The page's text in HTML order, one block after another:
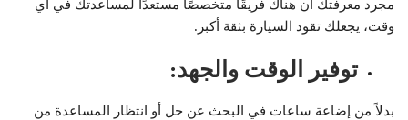
مجرد معرفتك أن هناك فريقًا متخصصًا مستعدًا لمساعدتك في أي
وقت، يجعلك تقود السيارة بثقة أكبر.
توفير الوقت والجهد:
بدلاً من إضاعة ساعات في البحث عن حل أو انتظار المساعدة من